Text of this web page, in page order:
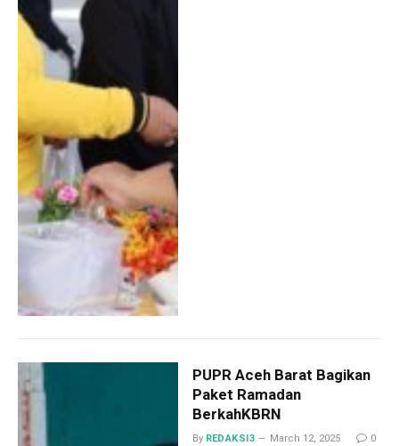
PUPR Aceh Barat Bagikan
Paket Ramadan
BerkahKBRN
By REDAKSI3 March 12, 2025 0